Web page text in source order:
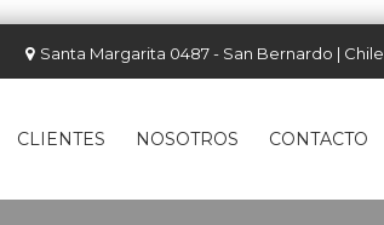
Santa Margarita 0487 - San Bernardo | Chile
CLIENTES NOSOTROS CONTACTO